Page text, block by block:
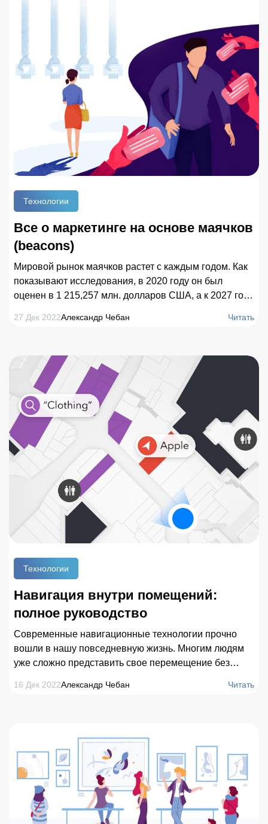
Технологии
Все о маркетинге на основе маячков
(beacons)
Мировой рынок маячков растет с каждым годом. Как
показывают исследования, в 2020 году он был
оценен в 1 215,257 млн. ​​долларов США, а к 2027 году
087,993 млн. долларов США. Основная сфера
чаще их применяют еще с одной целью – для
организации рекламных кампаний. Такой маркетинг
позволяет тщательно изучать поведение посетителей
и создавать персонализированную рекламу с
высоким показателем эффективности.
27 Дек 2022Александр Чебан Читать
Технологии
Навигация внутри помещений:
полное руководство
Современные навигационные технологии прочно
вошли в нашу повседневную жизнь. Многим людям
уже сложно представить свое перемещение без
добираться из одной точки в другую. Но GPS
неограниченные возможности по передвижению и
поиску объектов внутри зданий.
16 Дек 2022Александр Чебан Читать